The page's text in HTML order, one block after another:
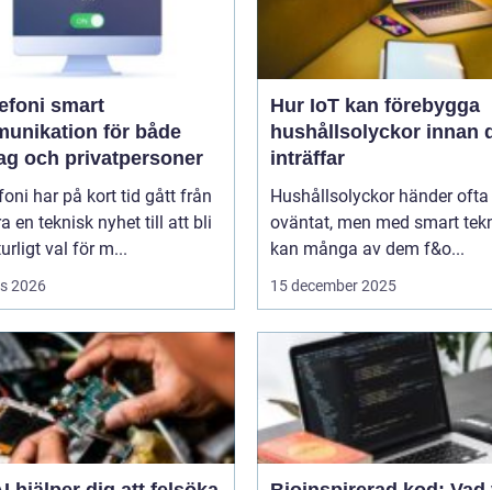
smart
för både
och privatpersoner
har på kort tid gått från
en teknisk nyhet till att bli
val för m...
2026
Hur IoT kan förebygga
hushållsolyckor innan
inträffar
Hushållsolyckor händer ofta
oväntat, men med smart
kan många av dem f&o...
15 december 2025